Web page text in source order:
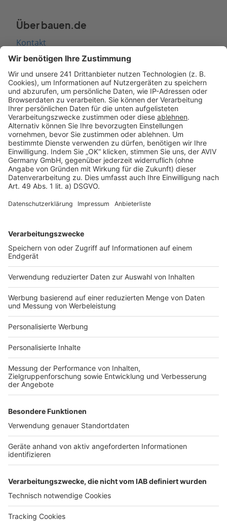
Über bauen.de
Kontakt
Seitenaufbau
Barrierefreiheit
Cookie Einstellungen
Rechtliches
AGB-Übersicht
Datenschutz
Impressum
Services
Bauprojekt-Quiz
Häuser-Suche
Hausanbieter-Suche
Bauprojekt-Profil
Für Unternehmen
Ihre Baufirma auf bauen.de
Kostenloses Infogespräch